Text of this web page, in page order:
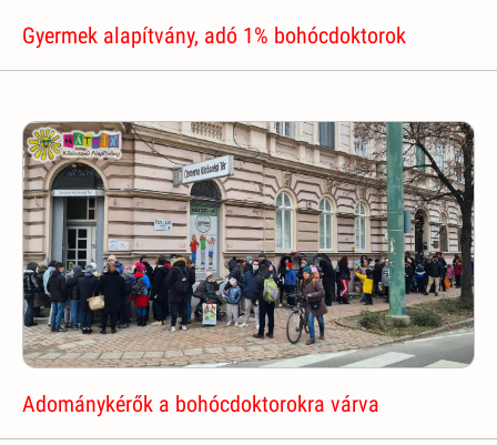
Gyermek alapítvány, adó 1% bohócdoktorok
Adománykérők a bohócdoktorokra várva